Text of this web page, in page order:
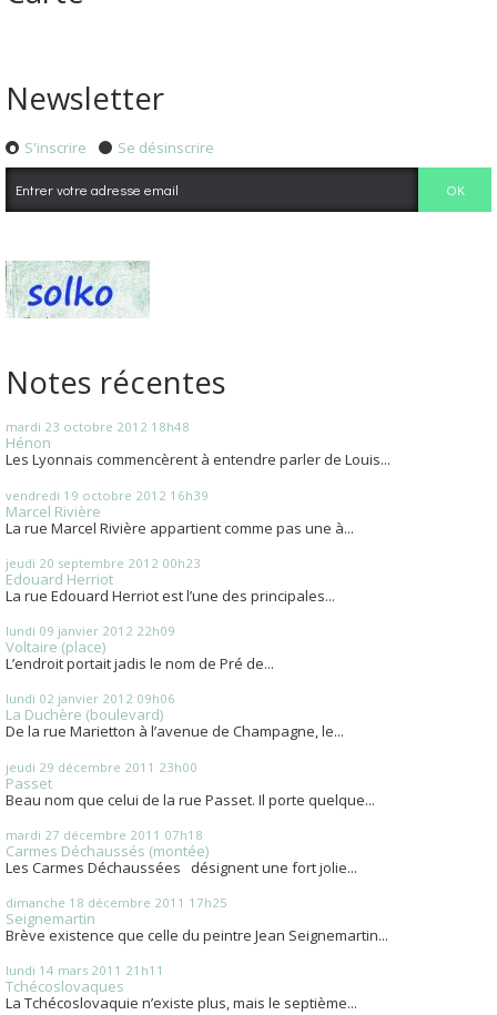
Newsletter
S'inscrire Se désinscrire
Notes récentes
mardi 23 octobre 2012 18h48
Hénon
Les Lyonnais commencèrent à entendre parler de Louis...
vendredi 19 octobre 2012 16h39
Marcel Rivière
La rue Marcel Rivière appartient comme pas une à...
jeudi 20 septembre 2012 00h23
Edouard Herriot
La rue Edouard Herriot est l’une des principales...
lundi 09 janvier 2012 22h09
Voltaire (place)
L’endroit portait jadis le nom de Pré de...
lundi 02 janvier 2012 09h06
La Duchère (boulevard)
De la rue Marietton à l’avenue de Champagne, le...
jeudi 29 décembre 2011 23h00
Passet
Beau nom que celui de la rue Passet. Il porte quelque...
mardi 27 décembre 2011 07h18
Carmes Déchaussés (montée)
Les Carmes Déchaussées désignent une fort jolie...
dimanche 18 décembre 2011 17h25
Seignemartin
Brève existence que celle du peintre Jean Seignemartin...
lundi 14 mars 2011 21h11
Tchécoslovaques
La Tchécoslovaquie n’existe plus, mais le septième...